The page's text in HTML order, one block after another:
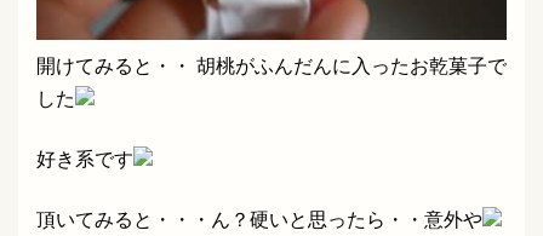
開けてみると・・ 胡桃がふんだんに入ったお乾菓子で
した
好き系です
頂いてみると・・・ん？硬いと思ったら・・意外や